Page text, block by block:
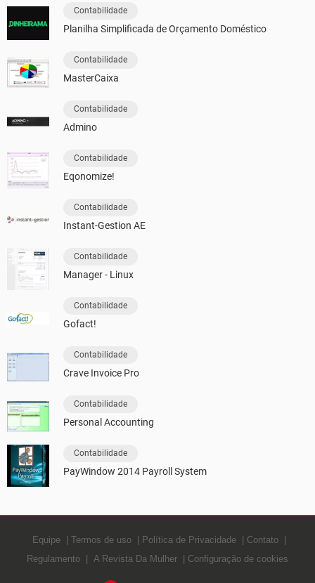
Contabilidade
Planilha Simplificada de Orçamento Doméstico
Contabilidade
MasterCaixa
Contabilidade
Admino
Contabilidade
Eqonomize!
Contabilidade
Instant-Gestion AE
Contabilidade
Manager - Linux
Contabilidade
Gofact!
Contabilidade
Crave Invoice Pro
Contabilidade
Personal Accounting
Contabilidade
PayWindow 2014 Payroll System
Equipe Termos de uso Política de Privacidade
Contato
Regulamento
A Revista Da Mulher Configuração de cookies